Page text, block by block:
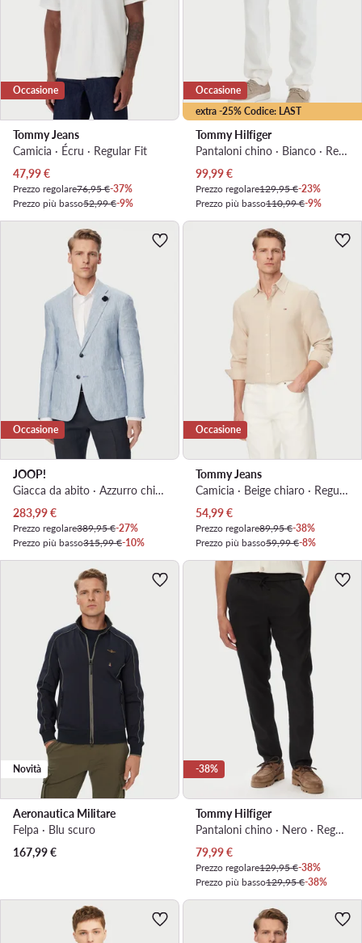
Occasione
Tommy Jeans
Camicia · Écru · Regular Fit
Prezzo attuale
47,99€
Prezzo regolare76,95 €-37%
Prezzo più basso52,99 €-9%
extra -25% Codice: LAST
Occasione
Tommy Hilfiger
Pantaloni chino · Bianco · Regular Fit
Prezzo attuale
99,99€
Prezzo regolare129,95 €-23%
Prezzo più basso110,99 €-9%
Occasione
JOOP!
Giacca da abito · Azzurro chiaro · Slim Fit
Prezzo attuale
283,99€
Prezzo regolare389,95 €-27%
Prezzo più basso315,99 €-10%
Occasione
Tommy Jeans
Camicia · Beige chiaro · Regular Fit
Prezzo attuale
54,99€
Prezzo regolare89,95 €-38%
Prezzo più basso59,99 €-8%
Novità
Aeronautica Militare
Felpa · Blu scuro
167,99€
-38%
Tommy Hilfiger
Pantaloni chino · Nero · Regular Fit
Prezzo attuale
79,99€
Prezzo regolare129,95 €-38%
Prezzo più basso129,95 €-38%